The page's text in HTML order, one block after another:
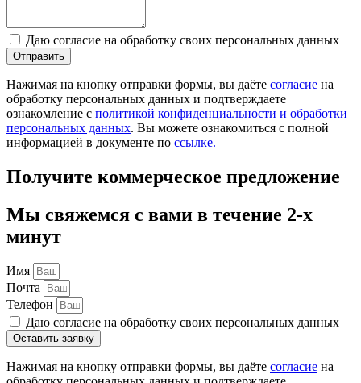
Даю согласие на обработку своих персональных данных
Отправить
Нажимая на кнопку отправки формы, вы даёте согласие на
обработку персональных данных и подтверждаете
ознакомление с политикой конфиденциальности и обработки
персональных данных. Вы можете ознакомиться с полной
информацией в документе по ссылке.
Получите коммерческое предложение
Мы свяжемся с вами в течение 2-х
минут
Имя
Почта
Телефон
Даю согласие на обработку своих персональных данных
Оставить заявку
Нажимая на кнопку отправки формы, вы даёте согласие на